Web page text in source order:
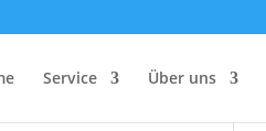
Service Über uns